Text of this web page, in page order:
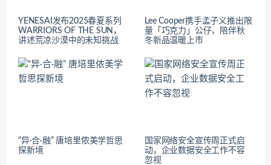
YENESAI发布2025春夏系列
WARRIORS OF THE SUN，
讲述荒凉沙漠中的未知挑战
Lee Cooper携手孟子义推出限
量「巧克力」公仔，陪伴秋
冬新品温暖上市
“异·合·融” 唐培里侬美学哲思
探新境
国家网络安全宣传周正式启
动，企业数据安全工作不容
忽视